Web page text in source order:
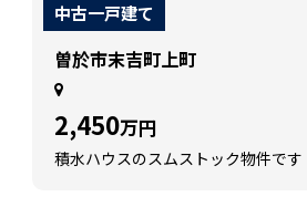
中古一戸建て
曽於市末吉町上町
2,450万円
積水ハウスのスムストック物件です